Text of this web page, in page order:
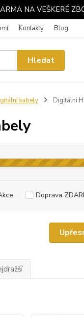
NA VEŠKERÉ
Kontakty Blog
Hledat
kabely Digitální
Doprava